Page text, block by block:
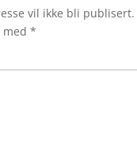
vil ikke bli publisert.
*